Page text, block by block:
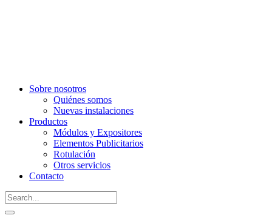
Sobre nosotros
Quiénes somos
Nuevas instalaciones
Productos
Módulos y Expositores
Elementos Publicitarios
Rotulación
Otros servicios
Contacto